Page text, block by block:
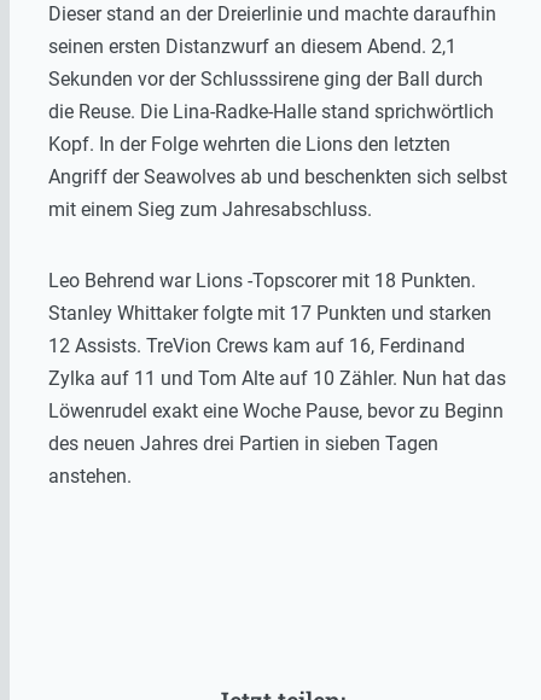
Dieser stand an der Dreierlinie und machte daraufhin
seinen ersten Distanzwurf an diesem Abend. 2,1
Sekunden vor der Schlusssirene ging der Ball durch
die Reuse. Die Lina-Radke-Halle stand sprichwörtlich
Kopf. In der Folge wehrten die Lions den letzten
Angriff der Seawolves ab und beschenkten sich selbst
mit einem Sieg zum Jahresabschluss.
Leo Behrend war Lions -Topscorer mit 18 Punkten.
Stanley Whittaker folgte mit 17 Punkten und starken
12 Assists. TreVion Crews kam auf 16, Ferdinand
Zylka auf 11 und Tom Alte auf 10 Zähler. Nun hat das
Löwenrudel exakt eine Woche Pause, bevor zu Beginn
des neuen Jahres drei Partien in sieben Tagen
anstehen.